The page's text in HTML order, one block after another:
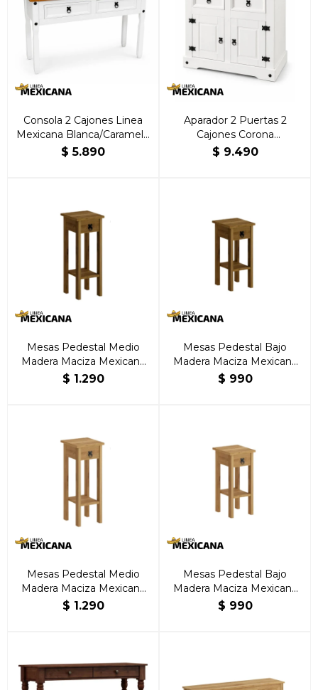
Consola 2 Cajones Linea
Mexicana Blanca/Caramelo
| Brillante Hogar
$ 5.890
Aparador 2 Puertas 2
Cajones Corona
Blanca/Caramelo | Brillante
$ 9.490
Mesas Pedestal Medio
Madera Maciza Mexicana
Nogal
$ 1.290
Mesas Pedestal Bajo
Madera Maciza Mexicana
Nogal
$ 990
Mesas Pedestal Medio
Madera Maciza Mexicana
Natural
$ 1.290
Mesas Pedestal Bajo
Madera Maciza Mexicana
Natural
$ 990